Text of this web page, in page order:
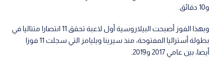
و10 دقائق.
وبهذا الفوز أصبحت البيلاروسية أول لاعبة تحقق 11 انتصارا متتاليا في
بطولة أستراليا المفتوحة، منذ سيرينا ويليامز التي سجلت 11 فوزا
أيضا، بين عامي 2017 و2019.